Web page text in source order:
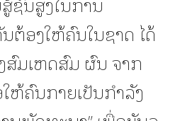
ຕ້ອງໃຫ້ຄົນໃນຊາດ ໄດ້
ມເຫດສົມ ຜົນ ຈາກ
ຫ້ຄົນກາຍເປັນກໍາລັງ